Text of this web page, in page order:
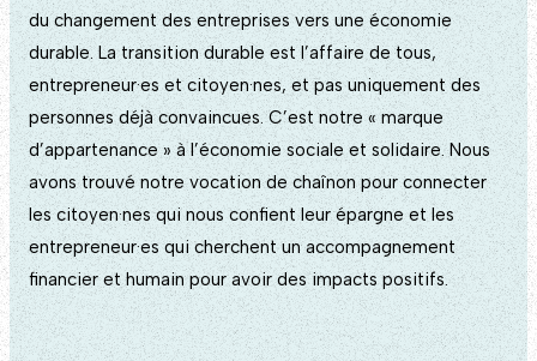
du changement des entreprises vers une économie
durable. La transition durable est l’affaire de tous,
entrepreneur·es et citoyen·nes, et pas uniquement des
personnes déjà convaincues. C’est notre « marque
d’appartenance » à l’économie sociale et solidaire. Nous
avons trouvé notre vocation de chaînon pour connecter
les citoyen·nes qui nous confient leur épargne et les
entrepreneur·es qui cherchent un accompagnement
financier et humain pour avoir des impacts positifs.